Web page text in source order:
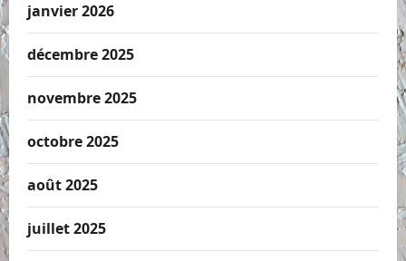
janvier 2026
décembre 2025
novembre 2025
octobre 2025
août 2025
juillet 2025